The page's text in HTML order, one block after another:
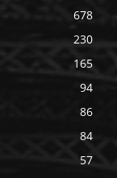
678
230
165
94
86
84
57